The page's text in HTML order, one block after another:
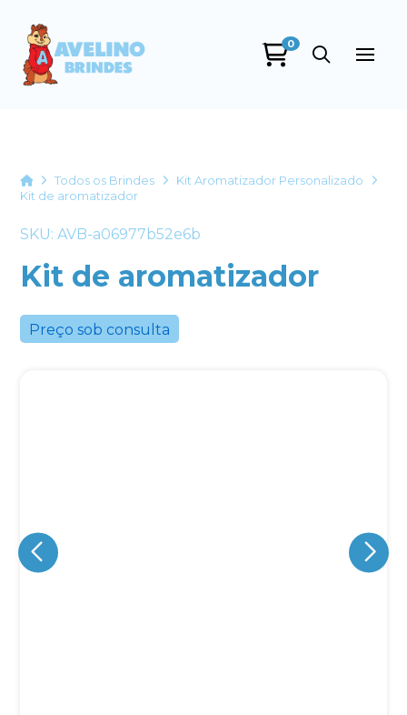
0
HomeTodos os Brindes
Kit Aromatizador Personalizado
Kit de aromatizador
SKU: AVB-a06977b52e6b
Kit de aromatizador
Preço sob consulta
+55